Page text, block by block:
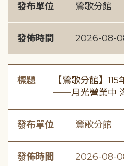
發布單位 鶯歌分館
發佈時間 2026-08-
標題
【鶯歌分館】
──月光營業中
發布單位 鶯歌分館
發佈時間 2026-08-